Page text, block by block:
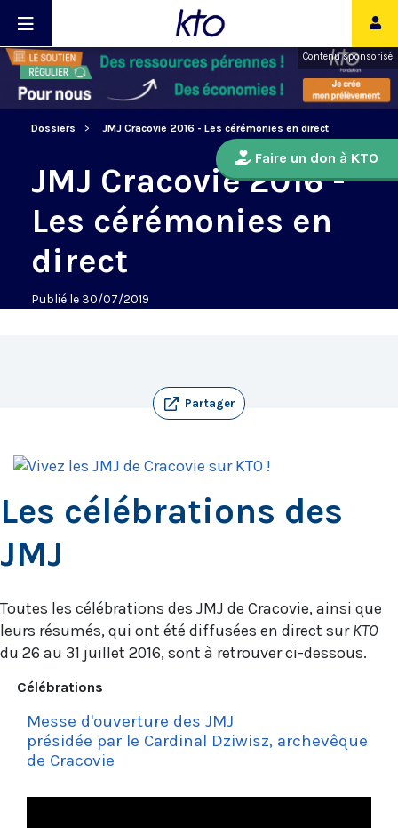
Contenu sponsorisé
Dossiers JMJ Cracovie 2016 - Les cérémonies en direct
Faire un don à KTO
JMJ Cracovie 2016 -
Les cérémonies en
direct
Publié le 30/07/2019
Partager
Les célébrations des
JMJ
Toutes les célébrations des JMJ de Cracovie, ainsi que
leurs résumés, qui ont été diffusées en direct surKTO
du 26 au 31 juillet 2016, sont à retrouver ci-dessous.
Célébrations
Messe d'ouverture des JMJ
présidée par le Cardinal Dziwisz, archevêque
de Cracovie